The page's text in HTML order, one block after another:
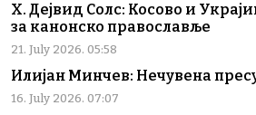
Х. Дејвид Солс: Косово и
за канонско православље
21. July 2026. 05:58
Илијан Минчев: Нечувена
16. July 2026. 07:07